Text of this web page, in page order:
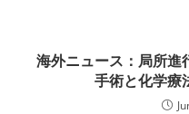
海外ニュース：局所進
手術と化学療